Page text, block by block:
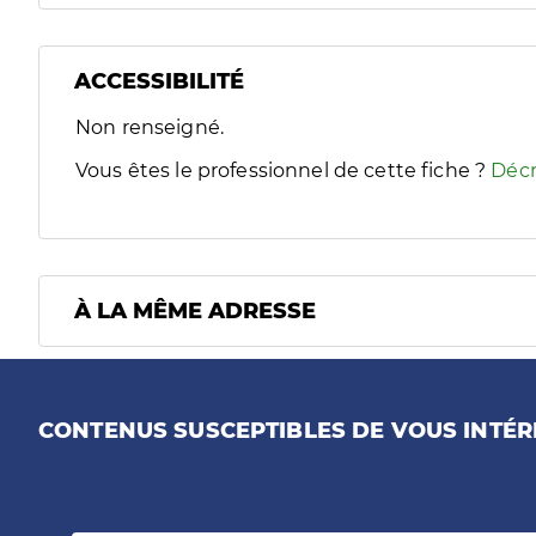
ACCESSIBILITÉ
Filtres
Sélectionnez un ou plusieurs handicaps/besoins
Non renseigné.
Vous êtes le professionnel de cette fiche ?
À LA MÊME ADRESSE
CONTENUS SUSCEPTIBLES DE VOUS